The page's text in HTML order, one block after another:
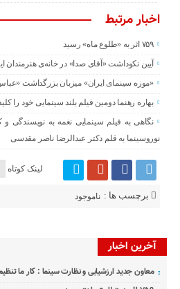
اخبار مرتبط
۷۵۹ اثر به «طلوع ماه» رسید
آیین نکوداشت «آقای صدا» در خانه‌ی هنرمندان
«موزه سینمای ایران» میزبان بزرگداشت
بهاره رهنما دومین فیلم بلند سینمایی خود را
نگاهی به فیلم سینمایی نغمه به نویسندگی
نوروسینما به قلم دکتر عبدالرضا ناصر مقدسی
لینک کوتاه
برچسب ها : ناموجود
آخرین اخبار
معاون جدید ارزشیابی و نظارت سینما : کار ما